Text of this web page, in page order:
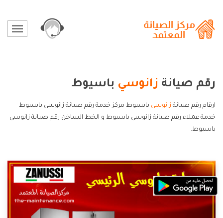
رقم صيانة زانوسي باسيوط
ارقام رقم صيانة زانوسي باسيوط مركز خدمة رقم صيانة زانوسي باسيوط
خدمة عملاء رقم صيانة زانوسي باسيوط و الخط الساخن رقم صيانة زانوسي
باسيوط.